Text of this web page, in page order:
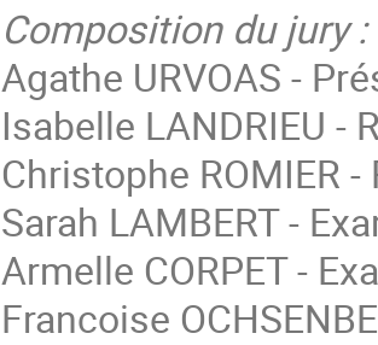
Composition du jury :
Agathe URVOAS -
Isabelle LANDRIEU -
Christophe ROMIER
Sarah LAMBERT -
Armelle CORPET -
Francoise